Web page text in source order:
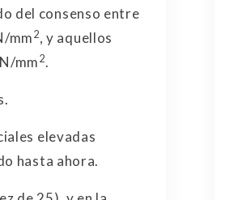
del consenso entre
mm2, y aquellos
mm2.
elevadas
hasta ahora.